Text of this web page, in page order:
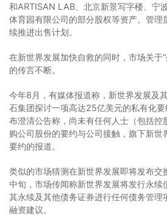
和ARTISAN LAB、北京新景写字楼、宁
体育园有限公司的部分股权等资产。管
续推进出售计划。
在新世界发展加快自救的同时，市场关于
的传言不断。
今年8月，有媒体报道称，新世界发展及
石集团探讨一项高达25亿美元的私有化
布澄清公告称，尚未有任何人士（包括控
购公司股份的要约与公司接触，旗下新世
要约的报道。
类似的市场猜测在新世界发展即将发布交
中旬，市场传闻称新世界发展将发行永续
其永续及其他债务证券进行任何债务管理
融资建议。